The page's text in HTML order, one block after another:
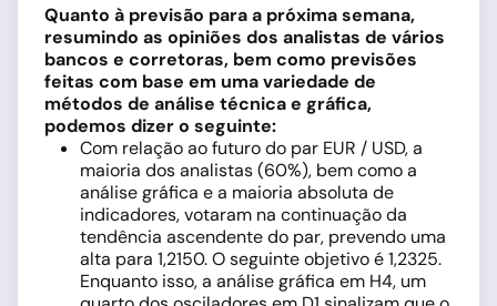
Quanto à previsão para a próxima semana,
resumindo as opiniões dos analistas de vários
bancos e corretoras, bem como previsões
feitas com base em uma variedade de
métodos de análise técnica e gráfica,
podemos dizer o seguinte:
Com relação ao futuro do par EUR / USD, a
maioria dos analistas (60%), bem como a
análise gráfica e a maioria absoluta de
indicadores, votaram na continuação da
tendência ascendente do par, prevendo uma
alta para 1,2150. O seguinte objetivo é 1,2325.
Enquanto isso, a análise gráfica em H4, um